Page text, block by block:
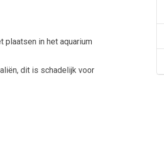
plaatsen in het aquarium
dit is schadelijk voor